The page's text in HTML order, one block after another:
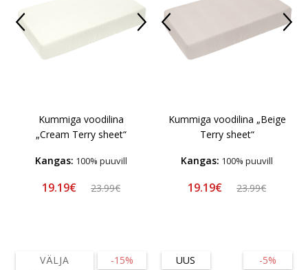
Kummiga voodilina
„Cream Terry sheet“
Kangas: 100% puuvill
19.19€ 23.99€
Kummiga voodilina „Beige
Terry sheet“
Kangas: 100% puuvill
19.19€ 23.99€
-15%
VÄLJA
-5%
UUS